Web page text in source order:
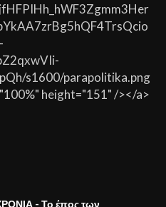
s1600/parapolitika.png
height="151" /></a>
- Το έπος των